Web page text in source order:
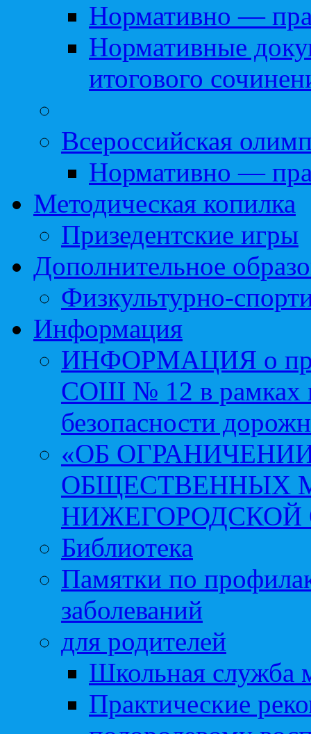
Нормативно —
Нормативные
итогового
Всероссийская
Нормативно —
Методическая копилка
Призедентские игры
Дополнительное
Физкультурно-
Информация
ИНФОРМАЦИЯ о
СОШ № 12 в рамках
безопасности
«ОБ
ОБЩЕСТВЕННЫХ
НИЖЕГОРОДСКОЙ
Библиотека
Памятки по
заболеваний
для родителей
Школьная служба
Практические